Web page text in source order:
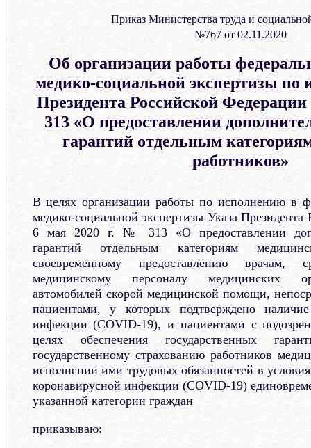
Приказ Министерства труда и
№767 от 02.11.2020
Об организации работы
медико-социальной экспертизы по
Президента Российской
313 «О предоставлении
гарантий отдельным
работников»
В целях организации работы по исполнению в
медико-социальной экспертизы Указа
6 мая 2020 г. № 313 «О предоставлении
гарантий отдельным категориям
своевременному предоставлению
медицинскому персоналу медицинских
автомобилей скорой медицинской помощи,
пациентами, у которых подтверждено
инфекции (COVID-19), и пациентами с
целях обеспечения государственных
государственному страхованию работников
исполнении ими трудовых обязанностей в
коронавирусной инфекции (COVID-19)
указанной категории граждан
приказываю: